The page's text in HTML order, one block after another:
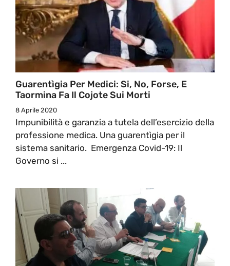
Guarentìgia Per Medici: Si, No, Forse, E
Taormina Fa Il Cojote Sui Morti
8 Aprile 2020
Impunibilità e garanzia a tutela dell’esercizio della
professione medica. Una guarentìgia per il
sistema sanitario. Emergenza Covid-19: Il
Governo si ...